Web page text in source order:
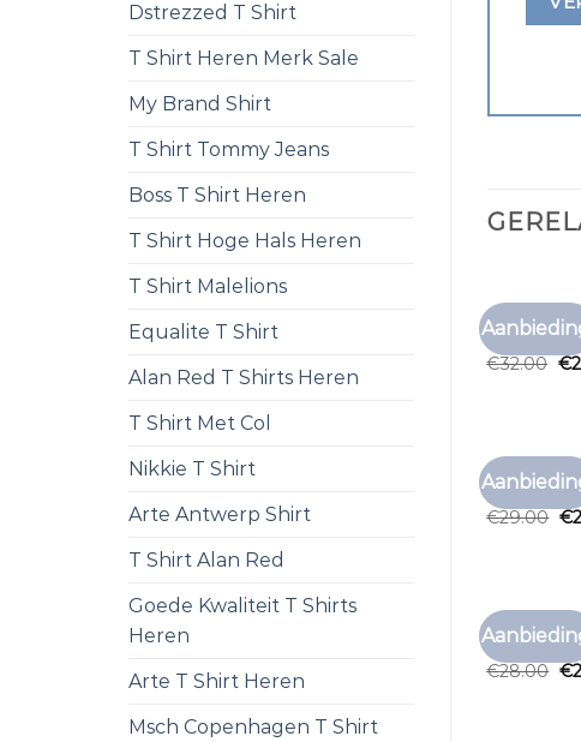
Dstrezzed T Shirt
T Shirt Heren Merk Sale
My Brand Shirt
T Shirt Tommy Jeans
Boss T Shirt Heren
T Shirt Hoge Hals Heren
T Shirt Malelions
Equalite T Shirt
Alan Red T Shirts Heren
T Shirt Met Col
Nikkie T Shirt
Arte Antwerp Shirt
T Shirt Alan Red
Goede Kwaliteit T Shirts
Heren
Arte T Shirt Heren
Msch Copenhagen T Shirt
GRIJS T
grijs t
€32.00 €
GRIJS T
grijs t
€29.00 €
GRIJS T
grijs t
€28.00 €